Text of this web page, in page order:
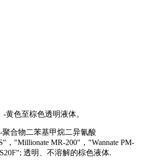
黄色至棕色透明液体。
合物二苯基甲烷二异氰酸
，"Millionate MR-200"，"Wannate PM-
透明、不溶解的棕色液体.